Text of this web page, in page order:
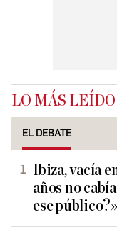
LO MÁS LEÍDO
EL DEBATE
Ibiza, vacía
años no
ese público?»